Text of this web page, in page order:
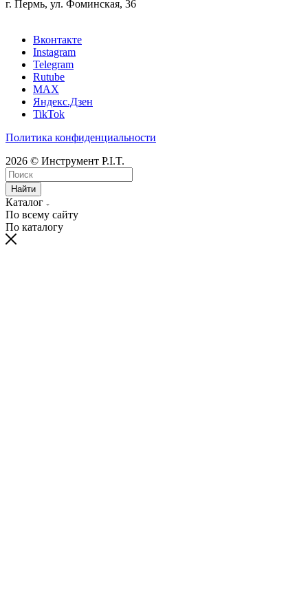
г. Пермь, ул. Фоминская, 36
Вконтакте
Instagram
Telegram
Rutube
MAX
Яндекс.Дзен
TikTok
Политика конфиденциальности
2026 © Инструмент P.I.T.
Найти
Каталог
По всему сайту
По каталогу